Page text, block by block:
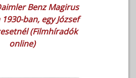
Benz Magirus
ban, egy József
(Filmhíradók
online)